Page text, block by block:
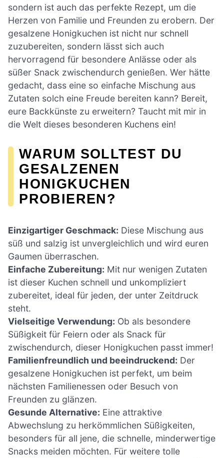
sondern ist auch das perfekte Rezept, um die
Herzen von Familie und Freunden zu erobern. Der
gesalzene Honigkuchen ist nicht nur schnell
zuzubereiten, sondern lässt sich auch
hervorragend für besondere Anlässe oder als
süßer Snack zwischendurch genießen. Wer hätte
gedacht, dass eine so einfache Mischung aus
Zutaten solch eine Freude bereiten kann? Bereit,
eure Backkünste zu erweitern? Taucht mit mir in
die Welt dieses besonderen Kuchens ein!
WARUM SOLLTEST DU
GESALZENEN
HONIGKUCHEN
PROBIEREN?
Einzigartiger Geschmack: Diese Mischung aus
süß und salzig ist unvergleichlich und wird euren
Gaumen überraschen.
Einfache Zubereitung: Mit nur wenigen Zutaten
ist dieser Kuchen schnell und unkompliziert
zubereitet, ideal für jeden, der unter Zeitdruck
steht.
Vielseitige Verwendung: Ob als besondere
Süßigkeit für Feiern oder als Snack für
zwischendurch, dieser Honigkuchen passt immer!
Familienfreundlich und beeindruckend: Der
gesalzene Honigkuchen ist perfekt, um beim
nächsten Familienessen oder Besuch von
Freunden zu glänzen.
Gesunde Alternative: Eine attraktive
Abwechslung zu herkömmlichen Süßigkeiten,
besonders für all jene, die schnelle, minderwertige
Snacks meiden möchten. Für weitere tolle